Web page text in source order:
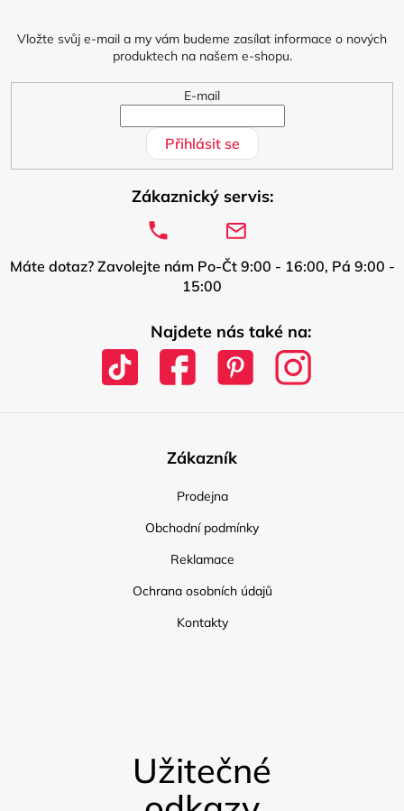
Vložte svůj e-mail a my vám budeme zasílat informace o nových
produktech na našem e-shopu.
E-mail
Přihlásit se
Zákaznický servis:
Máte dotaz? Zavolejte nám Po-Čt 9:00 - 16:00, Pá 9:00 -
15:00
Najdete nás také na:
Zákazník
Prodejna
Obchodní podmínky
Reklamace
Ochrana osobních údajů
Kontakty
Užitečné